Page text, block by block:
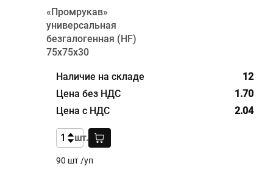
«Промрукав»
универсальная
безгалогенная (HF)
75х75х30
12
90 шт /уп
1.70
2.04
шт.